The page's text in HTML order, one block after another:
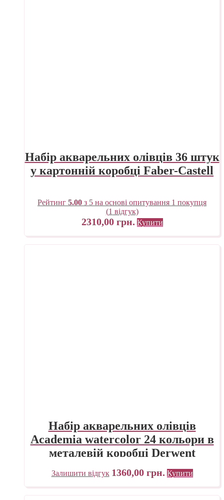
Набір акварельних олівців 36 штук
у картонній коробці Faber-Castell
Рейтинг 5.00 з 5 на основі опитування 1 покупця
(1 відгук)
2310,00 грн. Купити
Набір акварельних олівців
Academia watercolor 24 кольори в
металевій коробці Derwent
Залишити відгук 1360,00 грн. Купити